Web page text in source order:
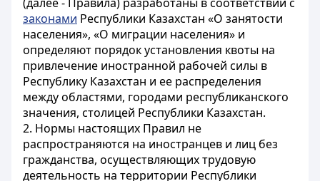
законами Республики Казахстан «О занятости
населения», «О миграции населения» и
определяют порядок установления квоты на
привлечение иностранной рабочей силы в
Республику Казахстан и ее распределения
между областями, городами республиканского
значения, столицей Республики Казахстан.
2. Нормы настоящих Правил не
распространяются на иностранцев и лиц без
гражданства, осуществляющих трудовую
деятельность на территории Республики